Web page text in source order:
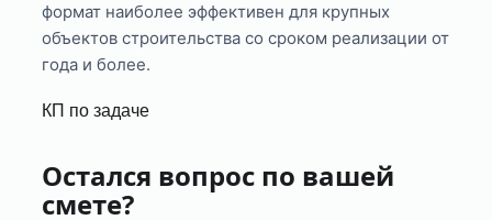
формат наиболее эффективен для крупных
объектов строительства со сроком реализации от
года и более.
КП по задаче
Остался вопрос по вашей
смете?